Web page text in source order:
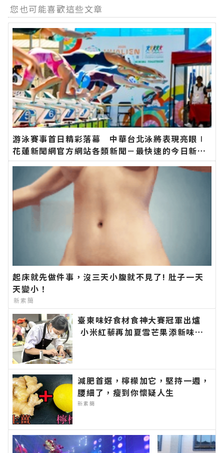
您也可能喜歡這些文章
游泳賽事首日精彩落幕 中華台北泳將表現亮眼∣
花蓮新聞網官方網站各類新聞－最快速的今日新聞
報導 最新的在地資訊！
起床就先做件事，沒三天小腹就不見了! 肚子一天
天變小！
新素簡
臺東味好食材食神大賽冠軍出爐
小米紅藜再加夏雪芒果添新味∣
資訊！
減肥首選，檸檬加它，堅持一週，
腰細了，瘦到你懷疑人生
新素簡